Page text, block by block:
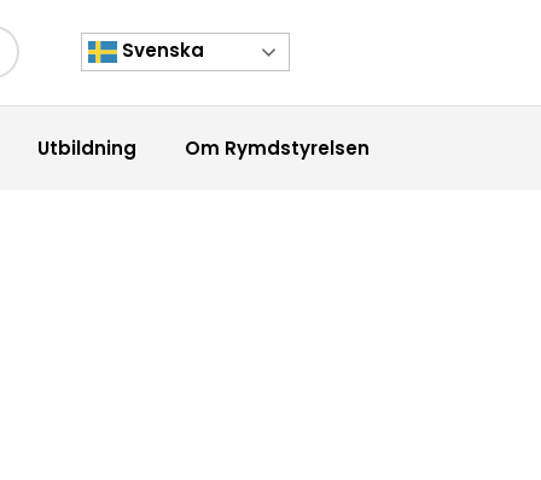
Svenska
Utbildning Om Rymdstyrelsen